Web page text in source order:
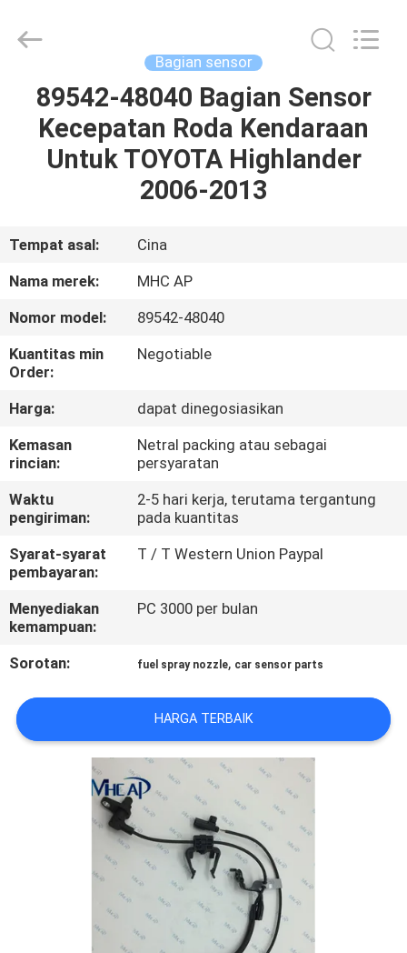
RUMAH
PRODUK
KAMI
PABRIK
KUALITAS
KAMI
PERMINTAAN
PENAWARAN
SITEMAP
PRIVACY
POLICY
Parts
Limited.
Reserved.
Bagian sensor
89542-48040 Bagian Sensor
Kecepatan Roda Kendaraan
Untuk TOYOTA Highlander
2006-2013
Tempat asal:
Cina
Nama merek:
MHC AP
Nomor model:
89542-48040
Kuantitas min
Order:
Negotiable
Harga:
dapat dinegosiasikan
Kemasan
rincian:
Netral packing atau sebagai
persyaratan
Waktu
pengiriman:
2-5 hari kerja, terutama tergantung
pada kuantitas
Syarat-syarat
pembayaran:
T / T Western Union Paypal
Menyediakan
kemampuan:
PC 3000 per bulan
Sorotan: fuel spray nozzle, car sensor parts
HARGA TERBAIK